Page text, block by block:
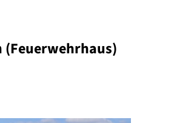
(Feuerwehrhaus)